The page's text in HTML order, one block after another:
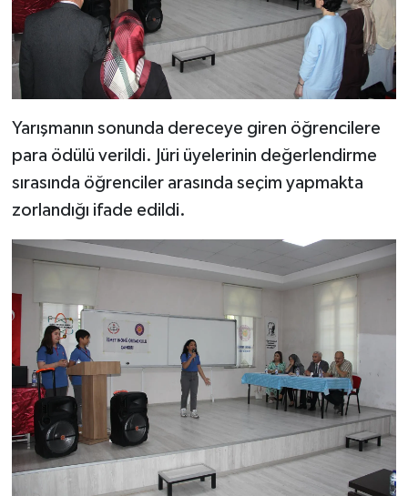
Yarışmanın sonunda dereceye giren öğrencilere
para ödülü verildi. Jüri üyelerinin değerlendirme
sırasında öğrenciler arasında seçim yapmakta
zorlandığı ifade edildi.